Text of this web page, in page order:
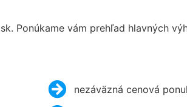
Ponúkame vám prehľad hlavných
nezáväzná cenová